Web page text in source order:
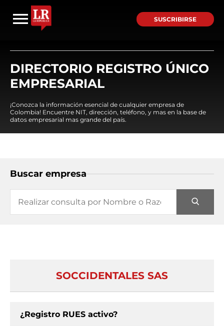
SUSCRIBIRSE
DIRECTORIO REGISTRO ÚNICO
EMPRESARIAL
¡Conozca la información esencial de cualquier empresa de
Colombia! Encuentre NIT, dirección, teléfono, y mas en la base de
datos empresarial mas grande del país.
Buscar empresa
SOCCIDENTALES SAS
¿Registro RUES activo?